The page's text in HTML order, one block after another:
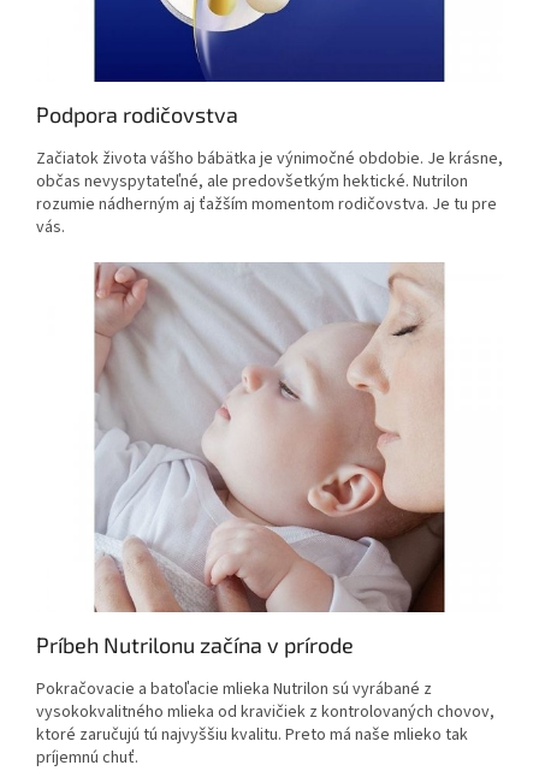
Podpora rodičovstva
Začiatok života vášho bábätka je výnimočné obdobie. Je krásne,
občas nevyspytateľné, ale predovšetkým hektické. Nutrilon
rozumie nádherným aj ťažším momentom rodičovstva. Je tu pre
vás.
Príbeh Nutrilonu začína v prírode
Pokračovacie a batoľacie mlieka Nutrilon sú vyrábané z
vysokokvalitného mlieka od kravičiek z kontrolovaných chovov,
ktoré zaručujú tú najvyššiu kvalitu. Preto má naše mlieko tak
príjemnú chuť.